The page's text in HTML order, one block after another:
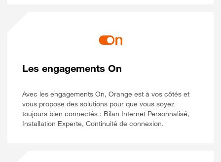
Les engagements On
Avec les engagements On, Orange est à vos côtés et
vous propose des solutions pour que vous soyez
toujours bien connectés : Bilan Internet Personnalisé,
Installation Experte, Continuité de connexion.